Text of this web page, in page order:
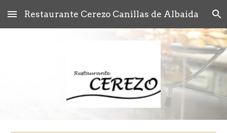
Skip to main content Skip to navigation
Restaurante Cerezo Canillas de Albaida